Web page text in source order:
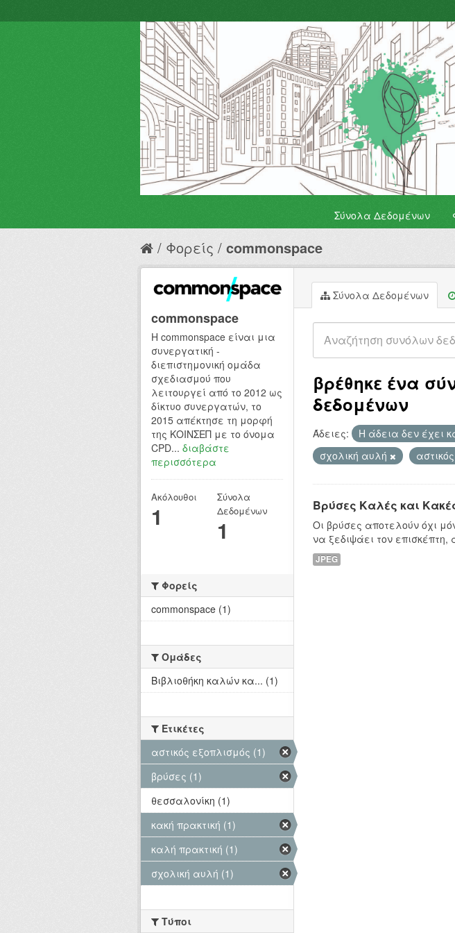
Σύνολα Δεδομένων
Φορείς commonspace
Σύνολα Δεδομένων
βρέθηκε ένα
δεδομένων
Άδειες: Η άδεια δεν έχει
σχολική αυλή
Βρύσες Καλές και
Οι βρύσες αποτελούν όχι
να ξεδιψάει τον
JPEG
commonspace
H commonspace είναι μια
συνεργατική -
διεπιστημονική ομάδα
σχεδιασμού που
λειτουργεί από το 2012 ως
δίκτυο συνεργατών, το
2015 απέκτησε τη μορφή
της ΚΟΙΝΣΕΠ με το όνομα
CPD... διαβάστε
περισσότερα
Ακόλουθοι
1
Σύνολα
Δεδομένων
1
Φορείς
commonspace (1)
Ομάδες
Βιβλιοθήκη καλών κα... (1)
Ετικέτες
αστικός εξοπλισμός (1)
βρύσες (1)
θεσσαλονίκη (1)
κακή πρακτική (1)
καλή πρακτική (1)
σχολική αυλή (1)
Τύποι